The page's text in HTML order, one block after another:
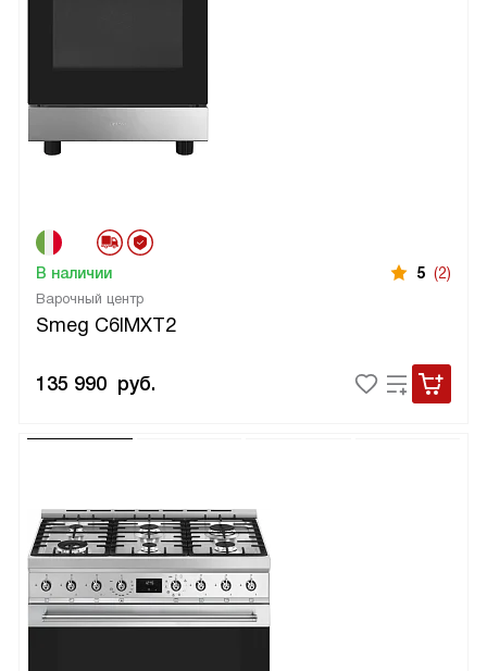
Варочный центр
Smeg C6IMXT2
В наличии 5 (2)
135 990 руб.